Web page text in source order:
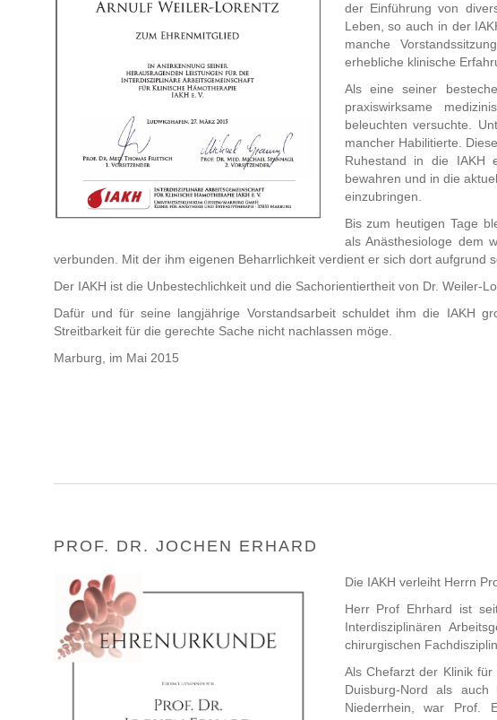
der Einführung von
Leben, so auch in der
manche
erhebliche klinische
Als eine seiner
praxiswirksame
beleuchten versuchte.
mancher Habilitierte.
Ruhestand in die IAKH
bewahren und in die
einzubringen.
Bis zum heutigen Tage
als Anästhesiologe dem
verbunden. Mit der ihm eigenen Beharrlichkeit verdient er sich dort aufgrund
Der IAKH ist die Unbestechlichkeit und die Sachorientiertheit von Dr. Weiler-
Dafür und für seine langjährige Vorstandsarbeit schuldet ihm die IAKH
Streitbarkeit für die gerechte Sache nicht nachlassen möge.
Marburg, im Mai 2015
PROF. DR. JOCHEN ERHARD
Die IAKH verleiht Herrn
Herr Prof Ehrhard ist
Interdisziplinären
chirurgischen
Als Chefarzt der Klinik
Duisburg-Nord als auch
Niederrhein, war Prof.